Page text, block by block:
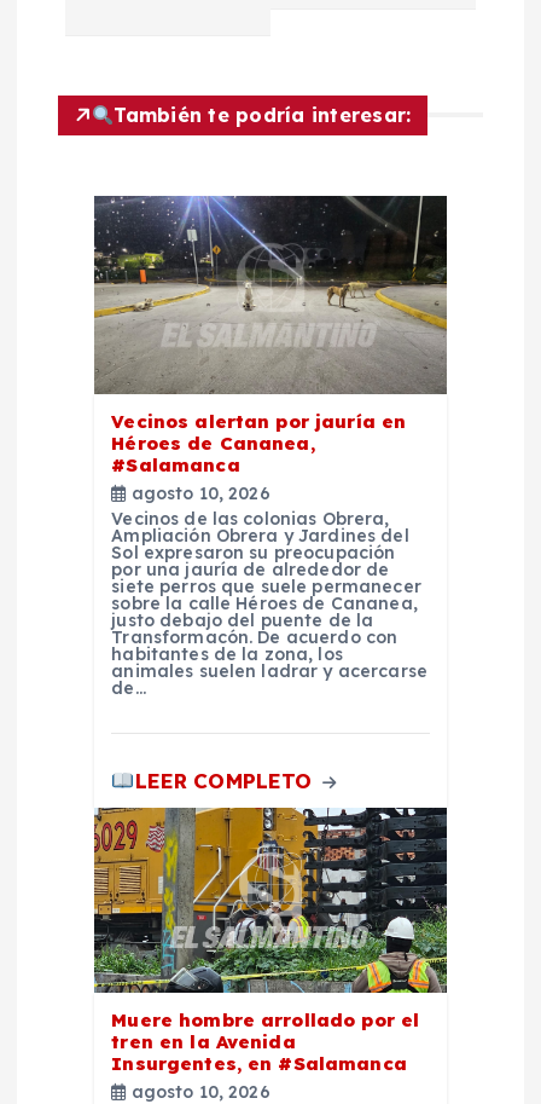
También te podría interesar:
Vecinos alertan por jauría en
Héroes de Cananea,
#Salamanca
agosto 10, 2026
Vecinos de las colonias Obrera,
Ampliación Obrera y Jardines del
Sol expresaron su preocupación
por una jauría de alrededor de
siete perros que suele permanecer
sobre la calle Héroes de Cananea,
justo debajo del puente de la
Transformacón. De acuerdo con
habitantes de la zona, los
animales suelen ladrar y acercarse
de…
LEER COMPLETO
Muere hombre arrollado por el
tren en la Avenida
Insurgentes, en #Salamanca
agosto 10, 2026